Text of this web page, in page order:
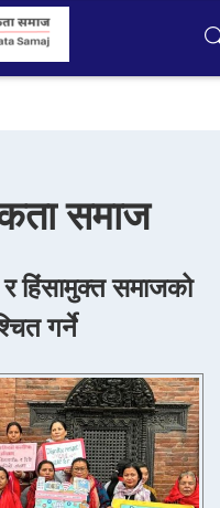
समाज
र हिंसामुक्त समाजको
गर्ने